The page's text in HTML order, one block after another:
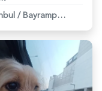
/ Bayrampaşa